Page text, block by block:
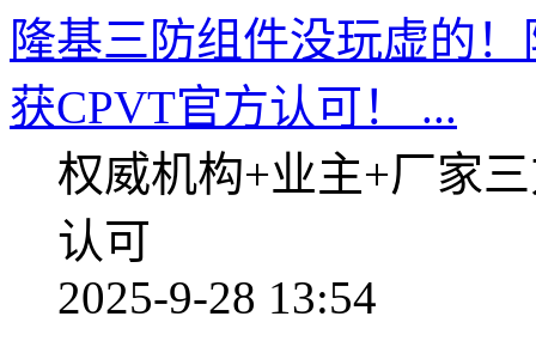
隆基三防组件没玩虚的
获CPVT官方认可！ ...
权威机构+业主+厂家
认可
2025-9-28 13:54